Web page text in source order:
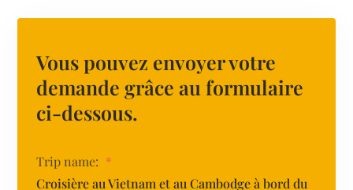
Vous pouvez envoyer votre
demande grâce au formulaire
ci-dessous.
Trip name: *
Croisière au Vietnam et au Cambodge à bord du